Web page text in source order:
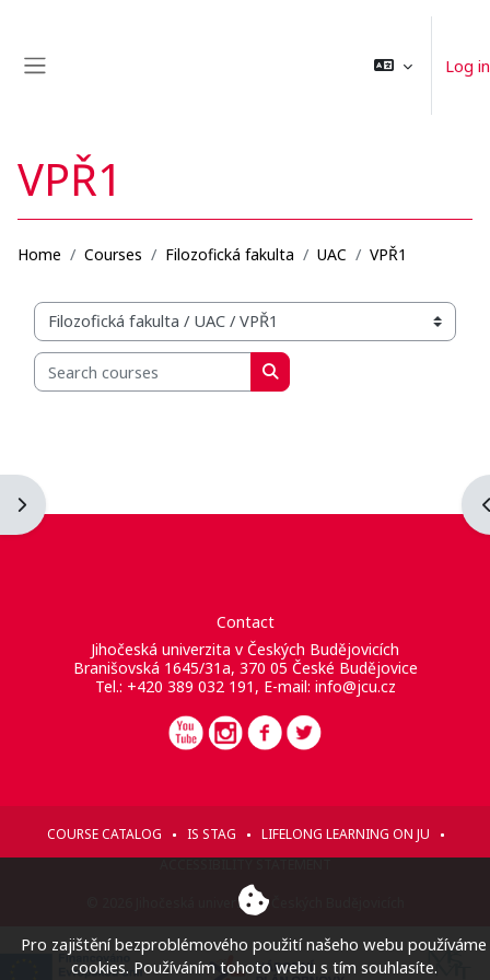
Log in
Open block drawer
VPŘ1
Home Courses Filozofická fakulta UAC VPŘ1
Organization structure of courses
Search courses
Search courses
Contact
Jihočeská univerzita v Českých Budějovicích
Branišovská 1645/31a, 370 05 České Budějovice
Tel.: +420 389 032 191, E-mail: info@jcu.cz
COURSE CATALOG IS STAG
LIFELONG LEARNING ON JU
© 2026 Jihočeská univerzita v Českých Budějovicích
Pro zajištění bezproblémového použití našeho webu používáme
cookies. Používáním tohoto webu s tím souhlasíte.